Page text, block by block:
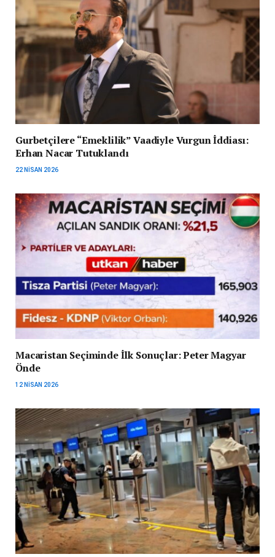
Gurbetçilere “Emeklilik” Vaadiyle Vurgun İddiası:
Erhan Nacar Tutuklandı
22 NISAN 2026
Macaristan Seçiminde İlk Sonuçlar: Peter Magyar
Önde
12 NISAN 2026